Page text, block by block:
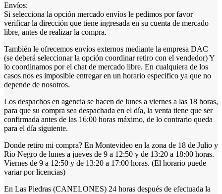
Envíos:
Si selecciona la opción mercado envíos le pedimos por favor
verificar la dirección que tiene ingresada en su cuenta de mercado
libre, antes de realizar la compra.
También le ofrecemos envíos externos mediante la empresa DAC
(se deberá seleccionar la opción coordinar retiro con el vendedor) Y
lo coordinamos por el chat de mercado libre. En cualquiera de los
casos nos es imposible entregar en un horario especifico ya que no
depende de nosotros.
Los despachos en agencia se hacen de lunes a viernes a las 18 horas,
para que su compra sea despachada en el día, la venta tiene que ser
confirmada antes de las 16:00 horas máximo, de lo contrario queda
para el día siguiente.
Donde retiro mi compra? En Montevideo en la zona de 18 de Julio y
Rio Negro de lunes a jueves de 9 a 12:50 y de 13:20 a 18:00 horas.
Viernes de 9 a 12:50 y de 13:20 a 17:00 horas. (El horario puede
variar por licencias)
En Las Piedras (CANELONES) 24 horas después de efectuada la